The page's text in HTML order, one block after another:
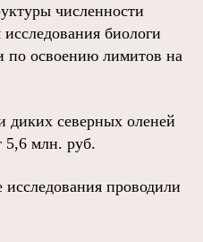
численности
биологи
по освоению лимитов на
диких северных оленей
5,6 млн. руб.
проводили